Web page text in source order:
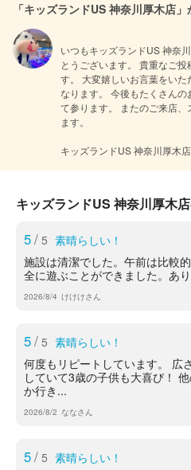
「キッズランドUS 神奈川厚木店
いつもキッズランドUS 神奈
とうございます。 貴重なご
す。 大変嬉しいお言葉をい
なります。 今後もたくさん
て参ります。 またのご来店
ます。
キッズランドUS 神奈川厚木店
キッズランドUS 神奈川厚木
5/ 5 素晴らしい！
施設は清潔でした。午前は比較
全に遊ぶことができました。あ
2026/8/4 けけけさん
5/ 5 素晴らしい！
何度もリピートしています。 広
していて3歳の子供も大喜び！
か行き...
2026/8/2 ななさん
5/ 5 素晴らしい！